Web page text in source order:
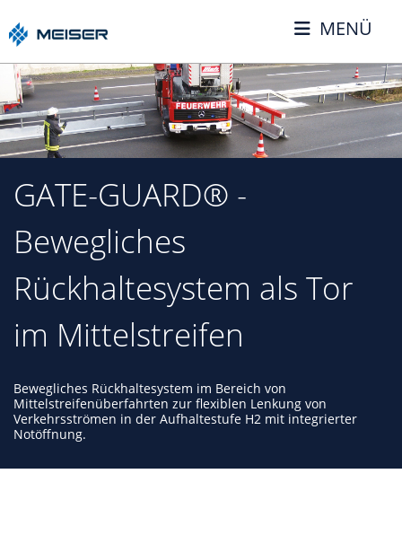
MENÜ
GATE-GUARD® -
Bewegliches
Rückhaltesystem als Tor
im Mittelstreifen
Bewegliches Rückhaltesystem im Bereich von
Mittelstreifenüberfahrten zur flexiblen Lenkung von
Verkehrsströmen in der Aufhaltestufe H2 mit integrierter
Notöffnung.